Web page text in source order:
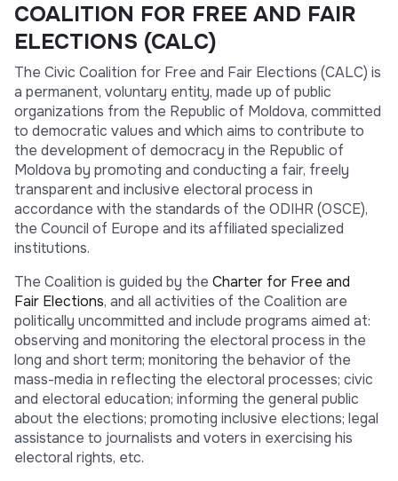
COALITION FOR FREE AND FAIR
ELECTIONS (CALC)
The Civic Coalition for Free and Fair Elections (CALC) is
a permanent, voluntary entity, made up of public
organizations from the Republic of Moldova, committed
to democratic values and which aims to contribute to
the development of democracy in the Republic of
Moldova by promoting and conducting a fair, freely
transparent and inclusive electoral process in
accordance with the standards of the ODIHR (OSCE),
the Council of Europe and its affiliated specialized
institutions.
The Coalition is guided by the Charter for Free and
Fair Elections, and all activities of the Coalition are
politically uncommitted and include programs aimed at:
observing and monitoring the electoral process in the
long and short term; monitoring the behavior of the
mass-media in reflecting the electoral processes; civic
and electoral education; informing the general public
about the elections; promoting inclusive elections; legal
assistance to journalists and voters in exercising his
electoral rights, etc.